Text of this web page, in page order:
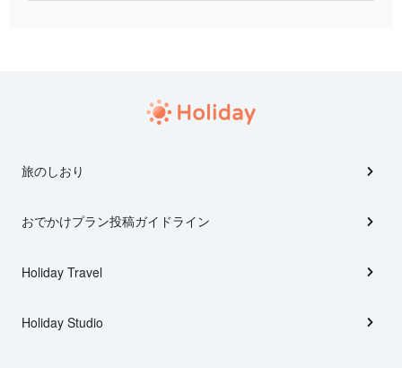
旅のしおり
おでかけプラン投稿ガイドライン
Holiday Travel
Holiday Studio